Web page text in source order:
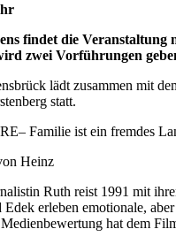
findet die
zwei Vorführungen
lädt zusammen mit
statt.
Familie ist ein fremdes
Heinz
Ruth reist 1991 mit
erleben emotionale,
hat dem